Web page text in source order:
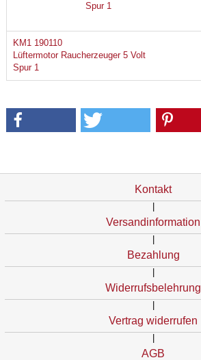
Spur 1
KM1 190110
Lüftermotor Raucherzeuger 5 Volt
Spur 1
Kontakt
Versandinformation
Bezahlung
Widerrufsbelehrung
Vertrag widerrufen
AGB